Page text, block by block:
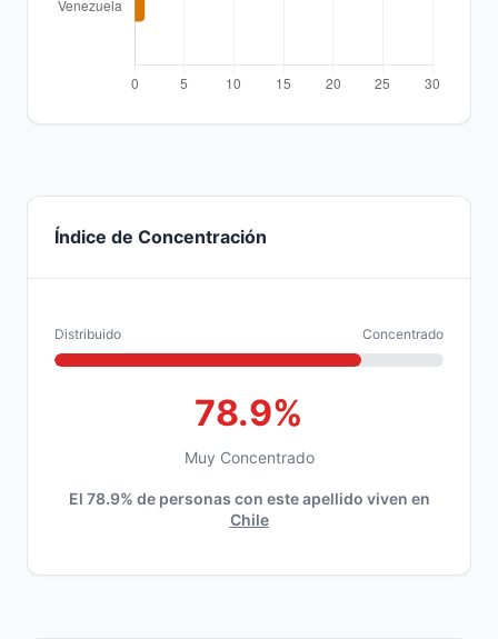
Índice de Concentración
Distribuido Concentrado
78.9%
Muy Concentrado
El 78.9% de personas con este apellido viven en
Chile